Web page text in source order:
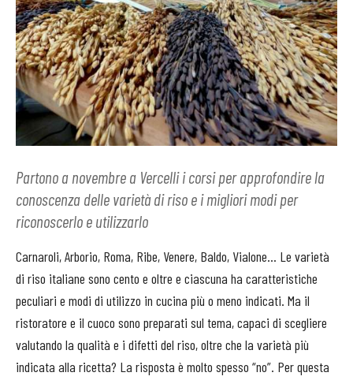
Partono a novembre a Vercelli i corsi per approfondire la
conoscenza delle varietà di riso e i migliori modi per
riconoscerlo e utilizzarlo
Carnaroli, Arborio, Roma, Ribe, Venere, Baldo, Vialone… Le varietà
di riso italiane sono cento e oltre e ciascuna ha caratteristiche
peculiari e modi di utilizzo in cucina più o meno indicati. Ma il
ristoratore e il cuoco sono preparati sul tema, capaci di scegliere
valutando la qualità e i difetti del riso, oltre che la varietà più
indicata alla ricetta? La risposta è molto spesso “no”. Per questa